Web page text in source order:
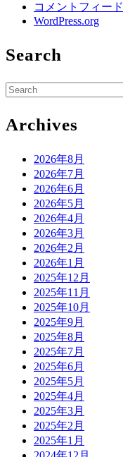
コメントフィード
WordPress.org
Search
Search
for:
Archives
2026年8月
2026年7月
2026年6月
2026年5月
2026年4月
2026年3月
2026年2月
2026年1月
2025年12月
2025年11月
2025年10月
2025年9月
2025年8月
2025年7月
2025年6月
2025年5月
2025年4月
2025年3月
2025年2月
2025年1月